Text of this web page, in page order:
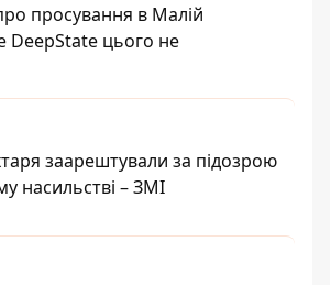
просування в Малій
DeepState цього не
заарештували за підозрою
насильстві – ЗМІ